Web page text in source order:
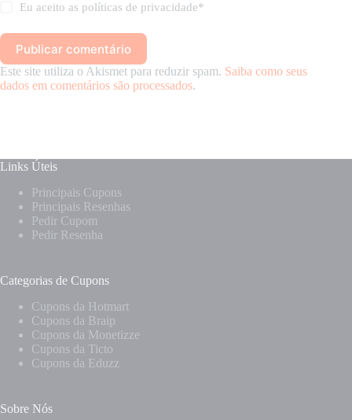
Eu aceito as políticas de privacidade*
Publicar comentário
Este site utiliza o Akismet para reduzir spam. Saiba como seus
dados em comentários são processados.
Links Úteis
Principais Cupons
Principais Resenhas
Pedir Cupom
Pedir Resenha
Categorias de Cupons
Cupons da Hotmart
Cupons da Braip
Cupons da Monetizze
Cupons da Ticto
Cupons da Eduzz
Sobre Nós